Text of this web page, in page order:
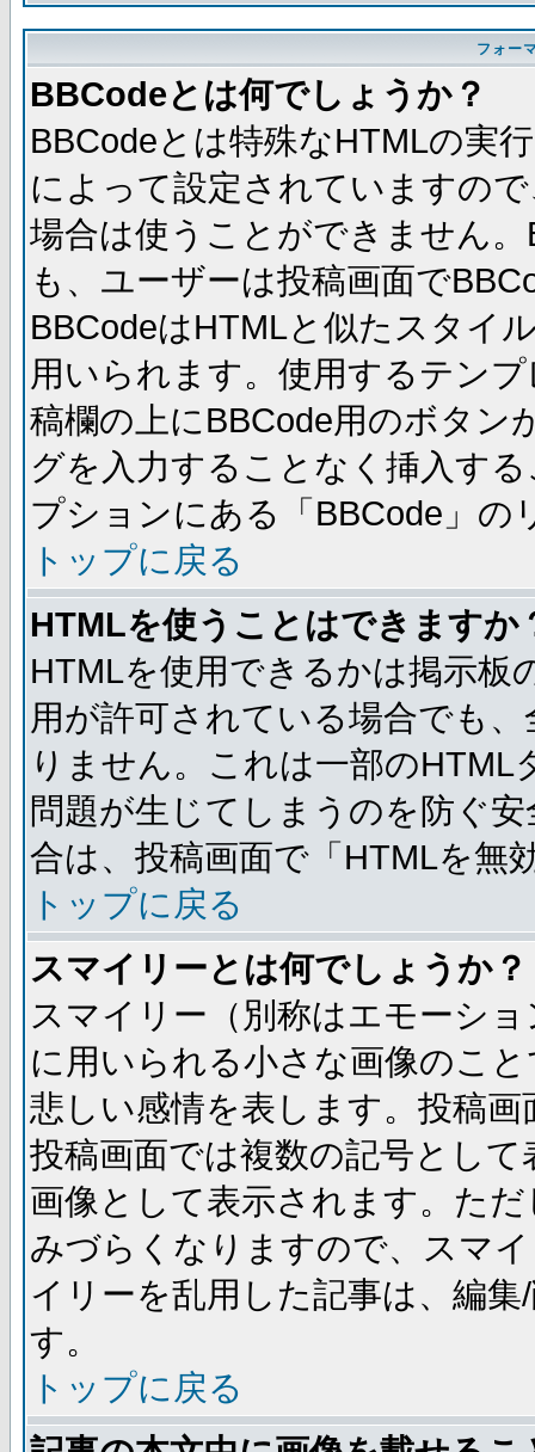
フォー
BBCodeとは何でしょうか？
BBCodeとは特殊なHTMLの実
によって設定されていますの
場合は使うことができません
も、ユーザーは投稿画面で
BBCodeはHTMLと似たスタイ
用いられます。使用するテン
稿欄の上にBBCode用のボタン
グを入力することなく挿入す
プションにある「BBCode」
トップに戻る
HTMLを使うことはできますか
HTMLを使用できるかは掲示板
用が許可されている場合でも
りません。これは一部の
問題が生じてしまうのを防ぐ
合は、投稿画面で「HTMLを無
トップに戻る
スマイリーとは何でしょうか？
スマイリー（別称はエモーシ
に用いられる小さな画像のこ
悲しい感情を表します。投稿
投稿画面では複数の記号とし
画像として表示されます。た
みづらくなりますので、スマ
イリーを乱用した記事は、編
す。
トップに戻る